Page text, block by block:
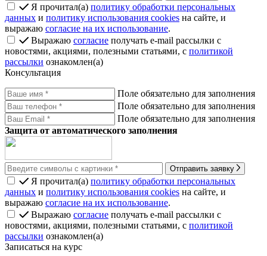
Я прочитал(а) политику обработки персональных
данных и политику использования cookies на сайте, и
выражаю согласие на их использование.
Выражаю согласие получать e-mail рассылки с
новостями, акциями, полезными статьями, с политикой
рассылки ознакомлен(а)
Консультация
Поле обязательно для заполнения
Поле обязательно для заполнения
Поле обязательно для заполнения
Защита от автоматического заполнения
Отправить заявку
Я прочитал(а) политику обработки персональных
данных и политику использования cookies на сайте, и
выражаю согласие на их использование.
Выражаю согласие получать e-mail рассылки с
новостями, акциями, полезными статьями, с политикой
рассылки ознакомлен(а)
Записаться на курс